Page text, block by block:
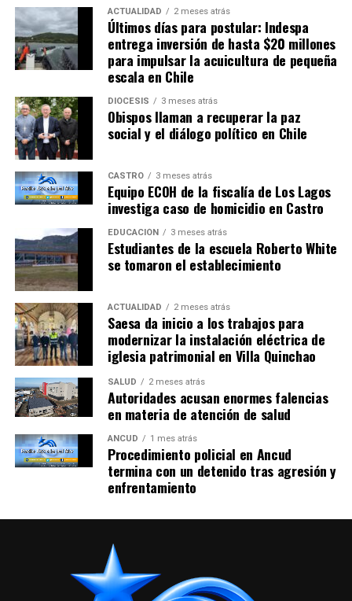
ACTUALIDAD 2 meses atrás
Últimos días para postular: Indespa
entrega inversión de hasta $20 millones
para impulsar la acuicultura de pequeña
escala en Chile
DIÓCESIS 3 meses atrás
Obispos llaman a recuperar la paz
social y el diálogo político en Chile
CASTRO 3 meses atrás
Equipo ECOH de la fiscalía de Los Lagos
investiga caso de homicidio en Castro
EDUCACIÓN 3 meses atrás
Estudiantes de la escuela Roberto White
se tomaron el establecimiento
ACTUALIDAD 2 meses atrás
Saesa da inicio a los trabajos para
modernizar la instalación eléctrica de
iglesia patrimonial en Villa Quinchao
SALUD 2 meses atrás
Autoridades acusan enormes falencias
en materia de atención de salud
ANCUD 1 mes atrás
Procedimiento policial en Ancud
termina con un detenido tras agresión y
enfrentamiento